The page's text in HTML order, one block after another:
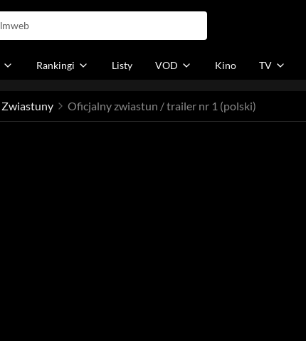
Rankingi Listy VOD Kino TV
Zwiastuny Oficjalny zwiastun / trailer nr 1 (polski)